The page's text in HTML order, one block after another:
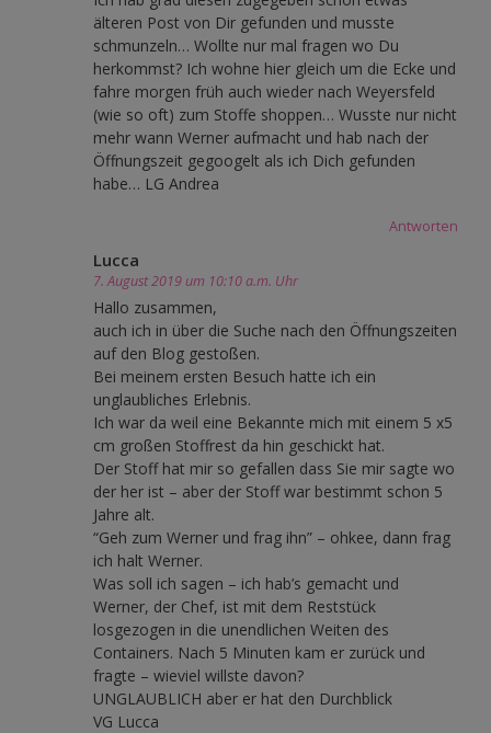
älteren Post von Dir gefunden und musste
schmunzeln… Wollte nur mal fragen wo Du
herkommst? Ich wohne hier gleich um die Ecke und
fahre morgen früh auch wieder nach Weyersfeld
(wie so oft) zum Stoffe shoppen… Wusste nur nicht
mehr wann Werner aufmacht und hab nach der
Öffnungszeit gegoogelt als ich Dich gefunden
habe… LG Andrea
Antworten
Lucca
7. August 2019 um 10:10 a.m. Uhr
Hallo zusammen,
auch ich in über die Suche nach den Öffnungszeiten
auf den Blog gestoßen.
Bei meinem ersten Besuch hatte ich ein
unglaubliches Erlebnis.
Ich war da weil eine Bekannte mich mit einem 5 x5
cm großen Stoffrest da hin geschickt hat.
Der Stoff hat mir so gefallen dass Sie mir sagte wo
der her ist – aber der Stoff war bestimmt schon 5
Jahre alt.
“Geh zum Werner und frag ihn” – ohkee, dann frag
ich halt Werner.
Was soll ich sagen – ich hab’s gemacht und
Werner, der Chef, ist mit dem Reststück
losgezogen in die unendlichen Weiten des
Containers. Nach 5 Minuten kam er zurück und
fragte – wieviel willste davon?
UNGLAUBLICH aber er hat den Durchblick
VG Lucca